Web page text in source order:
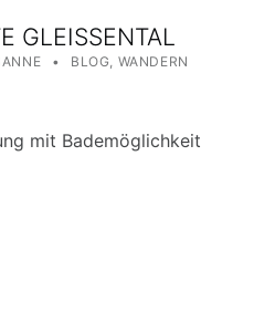
GLEISSENTAL
BY: CATEGORIZED IN:
BLOG WANDERN
mit Bademöglichkeit